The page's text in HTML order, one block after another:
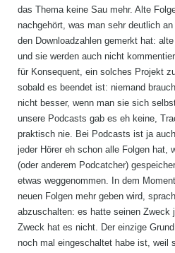
das Thema keine Sau mehr. Alte
nachgehört, was man sehr deutlich
den Downloadzahlen gemerkt hat:
und sie werden auch nicht
für Konsequent, ein solches Projekt
sobald es beendet ist: niemand
nicht besser, wenn man sie sich
unsere Podcasts gab es eh keine,
praktisch nie. Bei Podcasts ist ja
jeder Hörer eh schon alle Folgen hat,
(oder anderem Podcatcher)
etwas weggenommen. In dem
neuen Folgen mehr geben wird,
abzuschalten: es hatte seinen Zweck
Zweck hat es nicht. Der einzige
noch mal eingeschaltet habe ist, weil